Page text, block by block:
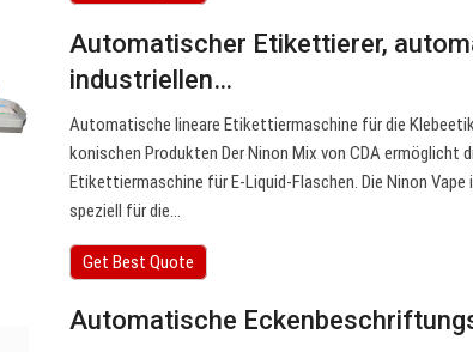
Automatischer Etikettierer,
industriellen…
Automatische lineare Etikettiermaschine für die
konischen Produkten Der Ninon Mix von CDA
Etikettiermaschine für E-Liquid-Flaschen. Die Ninon
speziell für die…
Get Best Quote
Automatische